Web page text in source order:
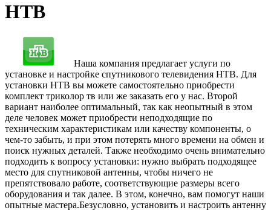
НТВ
Наша компания предлагает услуги по
установке и настройке спутникового телевидения НТВ. Для
установки НТВ вы можете самостоятельно приобрести
комплект триколор тв или же заказать его у нас. Второй
вариант наиболее оптимальный, так как неопытный в этом
деле человек может приобрести неподходящие по
техническим характеристикам или качеству компоненты, о
чем-то забыть, и при этом потерять много времени на обмен и
поиск нужных деталей. Также необходимо очень внимательно
подходить к вопросу установки: нужно выбрать подходящее
место для спутниковой антенны, чтобы ничего не
препятствовало работе, соответствующие размеры всего
оборудования и так далее. В этом, конечно, вам помогут наши
опытные мастера.Безусловно, установить и настроить антенну